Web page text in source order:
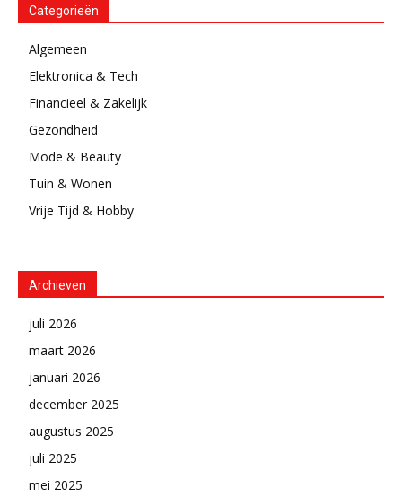
Categorieën
Algemeen
Elektronica & Tech
Financieel & Zakelijk
Gezondheid
Mode & Beauty
Tuin & Wonen
Vrije Tijd & Hobby
Archieven
juli 2026
maart 2026
januari 2026
december 2025
augustus 2025
juli 2025
mei 2025